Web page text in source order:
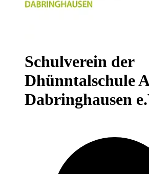
Schulverein der
Dhünntalschule
Dabringhausen